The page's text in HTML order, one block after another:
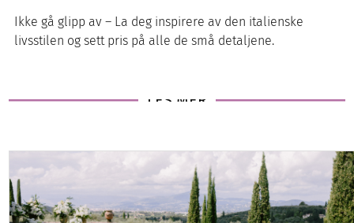
Ikke gå glipp av – La deg inspirere av den italienske
livsstilen og sett pris på alle de små detaljene.
LES MER